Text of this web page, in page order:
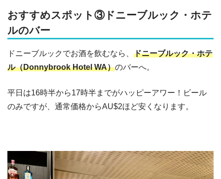
おすすめスポット③ドニーブルック・ホテ
ルのバー
ドニーブルックでお酒を飲むなら、 ドニーブルック・ホテ
ル（Donnybrook Hotel WA）のバーへ。
平日は16時半から17時半までがハッピーアワー！ビール
のみですが、通常価格からAU$2ほど安くなります。